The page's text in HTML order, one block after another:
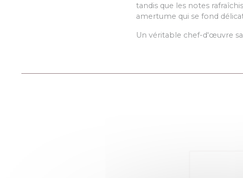
tandis que les notes
amertume qui se fond
Un véritable chef-d'œuvre